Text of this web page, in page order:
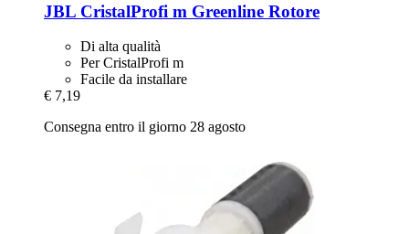
JBL CristalProfi m Greenline Rotore
Di alta qualità
Per CristalProfi m
Facile da installare
€ 7,19
Consegna entro il giorno 28 agosto